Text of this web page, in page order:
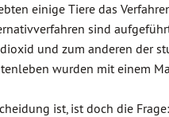
einige Tiere das
sind
und zum anderen der
wurden mit einem
ist, ist doch die